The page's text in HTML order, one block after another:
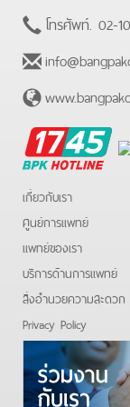
โทรศัพท์. 02-
BPK
Hotline
เกี่ยวกับเรา
ศูนย์การแพทย์
แพทย์ของเรา
บริการด้านการแพทย์
สิ่งอำนวยความสะดวก
Privacy Policy